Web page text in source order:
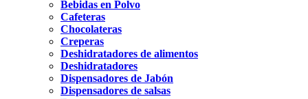
Bebidas en Polvo
Cafeteras
Chocolateras
Creperas
Deshidratadores de alimentos
Deshidratadores
Dispensadores de Jabón
Dispensadores de salsas